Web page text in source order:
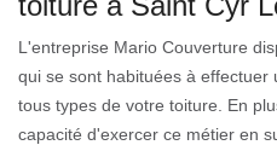
L'entreprise Mario Couverture
qui se sont habituées à effectuer
tous types de votre toiture. En
capacité d'exercer ce métier en